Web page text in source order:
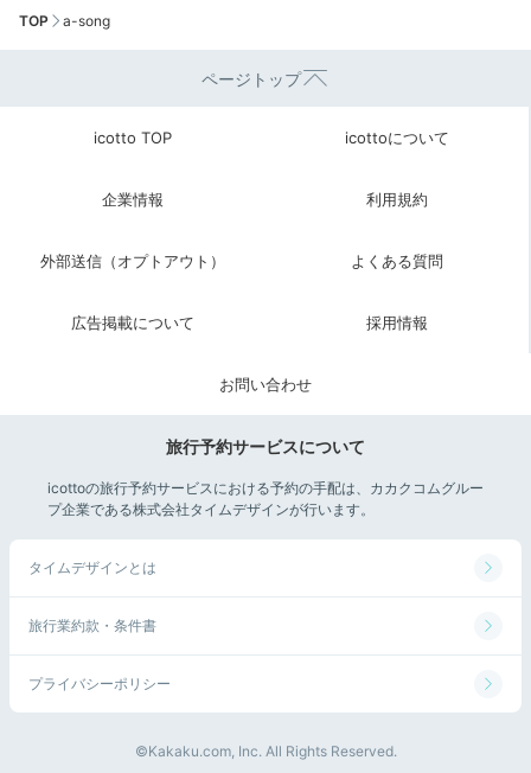
TOP a-song
ページトップ
icotto TOP icottoについて
企業情報 利用規約
外部送信（オプトアウト） よくある質問
広告掲載について 採用情報
お問い合わせ
旅行予約サービスについて
icottoの旅行予約サービスにおける予約の手配は、カカクコムグルー
プ企業である株式会社タイムデザインが行います。
タイムデザインとは
旅行業約款・条件書
プライバシーポリシー
©Kakaku.com, Inc. All Rights Reserved.